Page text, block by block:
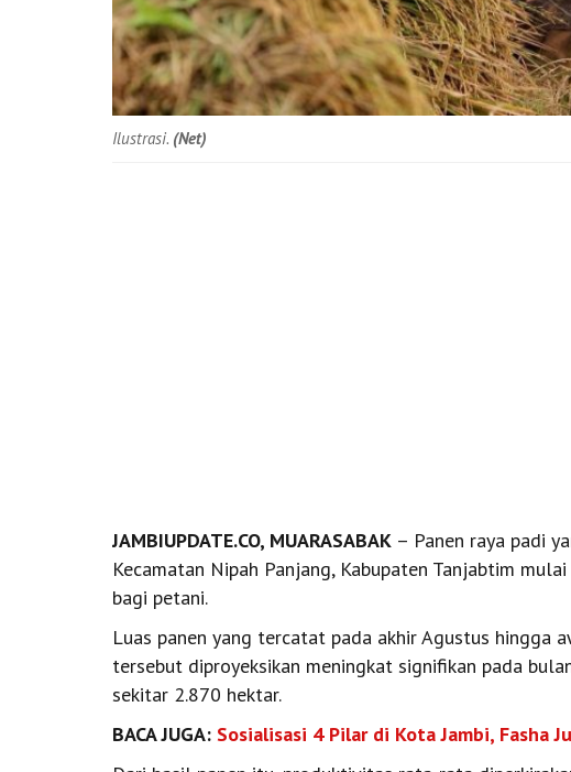
Ilustrasi. (Net)
JAMBIUPDATE.CO, MUARASABAK – Panen raya padi
Kecamatan Nipah Panjang, Kabupaten Tanjabtim
bagi petani.
Luas panen yang tercatat pada akhir Agustus hingga
tersebut diproyeksikan meningkat signifikan pada
sekitar 2.870 hektar.
BACA JUGA: Sosialisasi 4 Pilar di Kota Jambi, Fasha